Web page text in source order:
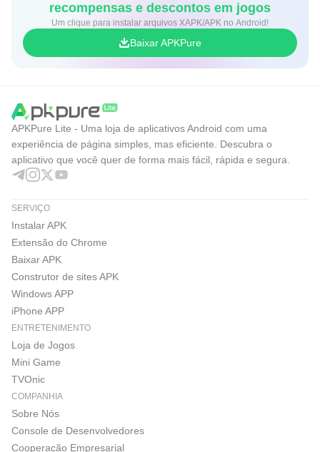
recompensas e descontos em jogos
Um clique para instalar arquivos XAPK/APK no Android!
Baixar APKPure
APKPure Lite - Uma loja de aplicativos Android com uma
experiência de página simples, mas eficiente. Descubra o
aplicativo que você quer de forma mais fácil, rápida e segura.
SERVIÇO
Instalar APK
Extensão do Chrome
Baixar APK
Construtor de sites APK
Windows APP
iPhone APP
ENTRETENIMENTO
Loja de Jogos
Mini Game
TVOnic
COMPANHIA
Sobre Nós
Console de Desenvolvedores
Cooperação Empresarial